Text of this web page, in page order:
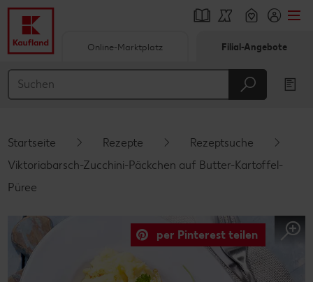
Hauptinhalt
Schwebender Seitenbereich
Online-Marktplatz Filial-Angebote
Startseite Rezepte
Rezeptsuche
Viktoriabarsch-Zucchini-Päckchen auf Butter-Kartoffel-
Püree
per Pinterest teilen